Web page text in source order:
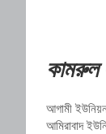
কামরুল
আগামী ইউনিয়ন
আমিরাবাদ